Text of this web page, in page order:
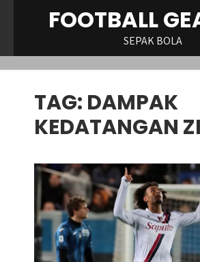
FOOTBALL
SEPAK BOLA
TAG: DAMPAK
KEDATANGAN